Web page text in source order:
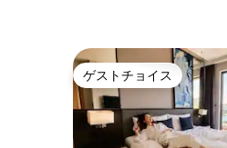
ゲストチョイス
ゲストチョイス